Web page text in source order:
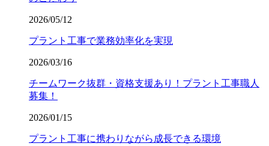
2026/05/12
プラント工事で業務効率化を実現
2026/03/16
チームワーク抜群・資格支援あり！プラント工事職人
募集！
2026/01/15
プラント工事に携わりながら成長できる環境